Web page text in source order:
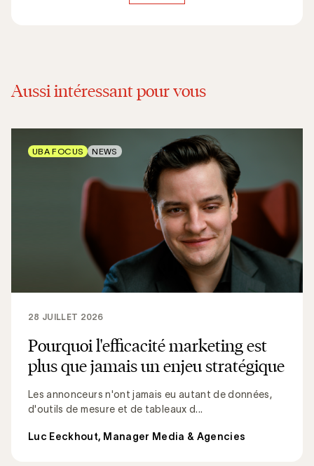
Aussi intéressant pour vous
Pourquoi l'efficacité marketing est
plus que jamais un enjeu stratégique
Les annonceurs n'ont jamais eu autant de données,
d'outils de mesure et de tableaux d...
28 JUILLET 2026
Luc Eeckhout, Manager Media & Agencies
UBA FOCUS NEWS